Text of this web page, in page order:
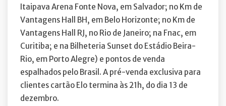
Itaipava Arena Fonte Nova, em Salvador; no Km de
Vantagens Hall BH, em Belo Horizonte; no Km de
Vantagens Hall RJ, no Rio de Janeiro; na Fnac, em
Curitiba; e na Bilheteria Sunset do Estádio Beira-
Rio, em Porto Alegre) e pontos de venda
espalhados pelo Brasil. A pré-venda exclusiva para
clientes cartão Elo termina às 21h, do dia 13 de
dezembro.